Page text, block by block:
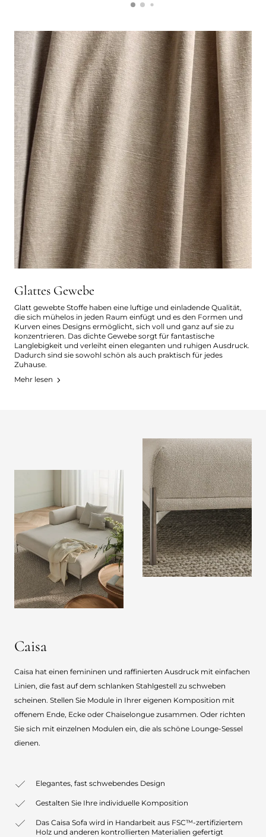
Glattes Gewebe
Glatt gewebte Stoffe haben eine luftige und einladende Qualität,
die sich mühelos in jeden Raum einfügt und es den Formen und
Kurven eines Designs ermöglicht, sich voll und ganz auf sie zu
konzentrieren. Das dichte Gewebe sorgt für fantastische
Langlebigkeit und verleiht einen eleganten und ruhigen Ausdruck.
Dadurch sind sie sowohl schön als auch praktisch für jedes
Zuhause.
Mehr lesen
Caisa
Caisa hat einen femininen und raffinierten Ausdruck mit einfachen
Linien, die fast auf dem schlanken Stahlgestell zu schweben
scheinen. Stellen Sie Module in Ihrer eigenen Komposition mit
offenem Ende, Ecke oder Chaiselongue zusammen. Oder richten
Sie sich mit einzelnen Modulen ein, die als schöne Lounge-Sessel
dienen.
Elegantes, fast schwebendes Design
Gestalten Sie Ihre individuelle Komposition
Das Caisa Sofa wird in Handarbeit aus FSC™-zertifiziertem
Holz und anderen kontrollierten Materialien gefertigt